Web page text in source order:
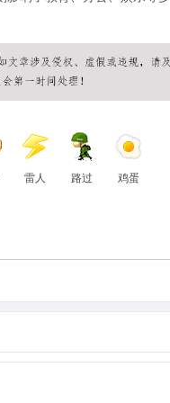
雷人 路过 鸡蛋